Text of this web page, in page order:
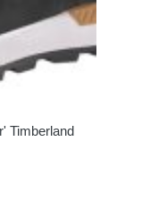
Timberland